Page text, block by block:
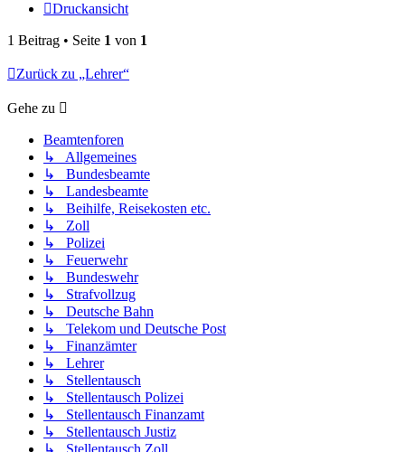
Druckansicht
1 Beitrag • Seite 1 von 1
Zurück zu „Lehrer“
Gehe zu
Beamtenforen
↳ Allgemeines
↳ Bundesbeamte
↳ Landesbeamte
↳ Beihilfe, Reisekosten etc.
↳ Zoll
↳ Polizei
↳ Feuerwehr
↳ Bundeswehr
↳ Strafvollzug
↳ Deutsche Bahn
↳ Telekom und Deutsche Post
↳ Finanzämter
↳ Lehrer
↳ Stellentausch
↳ Stellentausch Polizei
↳ Stellentausch Finanzamt
↳ Stellentausch Justiz